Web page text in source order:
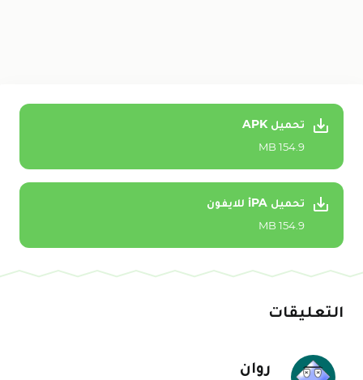
تحميل APK
154.9 MB
تحميل iPA للايفون
154.9 MB
التعليقات
روان